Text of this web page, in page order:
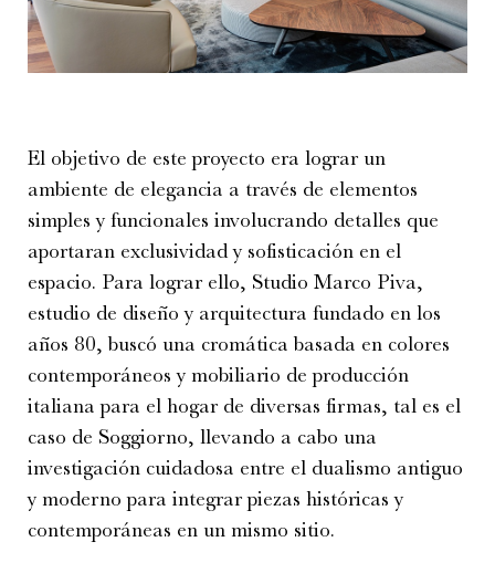
El objetivo de este proyecto era lograr un
ambiente de elegancia a través de elementos
simples y funcionales involucrando detalles que
aportaran exclusividad y sofisticación en el
espacio. Para lograr ello, Studio Marco Piva,
estudio de diseño y arquitectura fundado en los
años 80, buscó una cromática basada en colores
contemporáneos y mobiliario de producción
italiana para el hogar de diversas firmas, tal es el
caso de Soggiorno, llevando a cabo una
investigación cuidadosa entre el dualismo antiguo
y moderno para integrar piezas históricas y
contemporáneas en un mismo sitio.